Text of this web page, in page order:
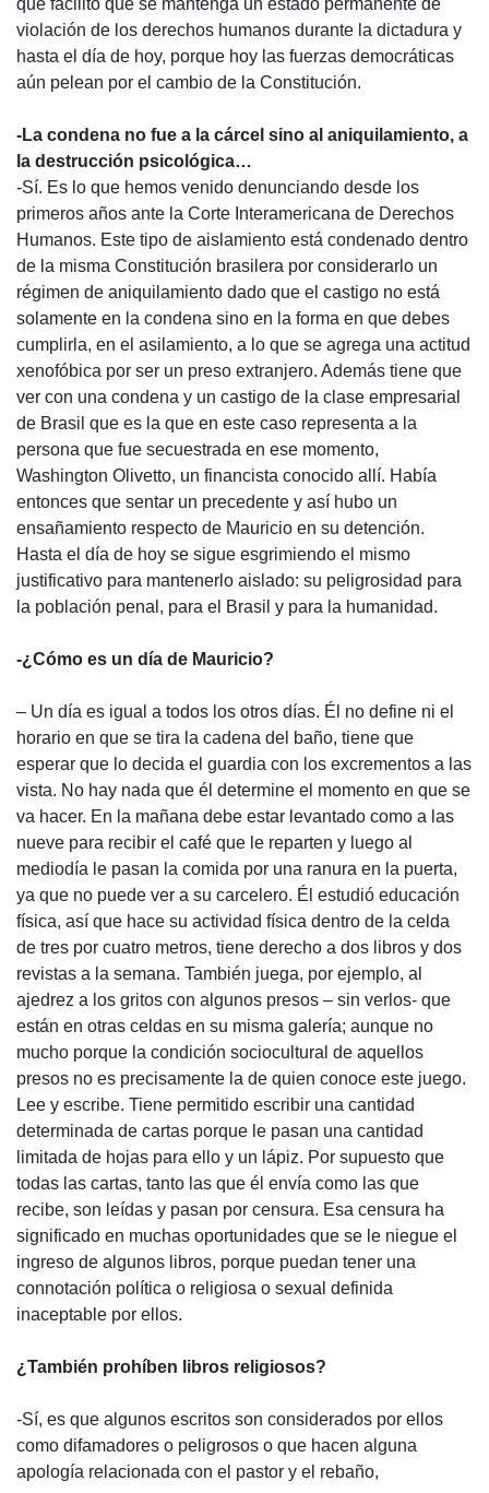
que facilitó que se mantenga un estado permanente de
violación de los derechos humanos durante la dictadura y
hasta el día de hoy, porque hoy las fuerzas democráticas
aún pelean por el cambio de la Constitución.
-La condena no fue a la cárcel sino al aniquilamiento, a
la destrucción psicológica…
-Sí. Es lo que hemos venido denunciando desde los
primeros años ante la Corte Interamericana de Derechos
Humanos. Este tipo de aislamiento está condenado dentro
de la misma Constitución brasilera por considerarlo un
régimen de aniquilamiento dado que el castigo no está
solamente en la condena sino en la forma en que debes
cumplirla, en el asilamiento, a lo que se agrega una actitud
xenofóbica por ser un preso extranjero. Además tiene que
ver con una condena y un castigo de la clase empresarial
de Brasil que es la que en este caso representa a la
persona que fue secuestrada en ese momento,
Washington Olivetto, un financista conocido allí. Había
entonces que sentar un precedente y así hubo un
ensañamiento respecto de Mauricio en su detención.
Hasta el día de hoy se sigue esgrimiendo el mismo
justificativo para mantenerlo aislado: su peligrosidad para
la población penal, para el Brasil y para la humanidad.
-¿Cómo es un día de Mauricio?
– Un día es igual a todos los otros días. Él no define ni el
horario en que se tira la cadena del baño, tiene que
esperar que lo decida el guardia con los excrementos a las
vista. No hay nada que él determine el momento en que se
va hacer. En la mañana debe estar levantado como a las
nueve para recibir el café que le reparten y luego al
mediodía le pasan la comida por una ranura en la puerta,
ya que no puede ver a su carcelero. Él estudió educación
física, así que hace su actividad física dentro de la celda
de tres por cuatro metros, tiene derecho a dos libros y dos
revistas a la semana. También juega, por ejemplo, al
ajedrez a los gritos con algunos presos – sin verlos- que
están en otras celdas en su misma galería; aunque no
mucho porque la condición sociocultural de aquellos
presos no es precisamente la de quien conoce este juego.
Lee y escribe. Tiene permitido escribir una cantidad
determinada de cartas porque le pasan una cantidad
limitada de hojas para ello y un lápiz. Por supuesto que
todas las cartas, tanto las que él envía como las que
recibe, son leídas y pasan por censura. Esa censura ha
significado en muchas oportunidades que se le niegue el
ingreso de algunos libros, porque puedan tener una
connotación política o religiosa o sexual definida
inaceptable por ellos.
¿También prohíben libros religiosos?
-Sí, es que algunos escritos son considerados por ellos
como difamadores o peligrosos o que hacen alguna
apología relacionada con el pastor y el rebaño,